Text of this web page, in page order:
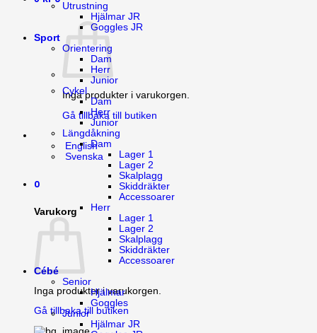
Inga produkter i varukorgen.
Gå tillbaka till butiken
English
Svenska
0
Varukorg
Inga produkter i varukorgen.
Gå tillbaka till butiken
Utrustning
Hjälmar JR
Goggles JR
Sport
Orientering
Dam
Herr
Junior
Cykel
Dam
Herr
Junior
Längdåkning
Dam
Lager 1
Lager 2
Skalplagg
Skiddräkter
Accessoarer
Herr
Lager 1
Lager 2
Skalplagg
Skiddräkter
Accessoarer
Cébé
Senior
Hjälmar
Goggles
Junior
Hjälmar JR